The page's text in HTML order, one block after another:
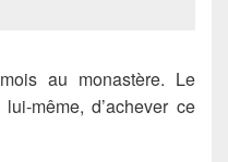
au monastère. Le
même, d’achever ce